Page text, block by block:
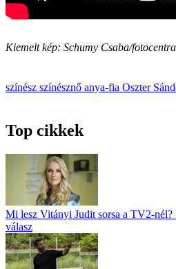
Kiemelt kép: Schumy Csaba/
színész színésznő anya-fia Oszter
Top cikkek
Mi lesz Vitányi Judit sorsa a TV2-nél?
válasz